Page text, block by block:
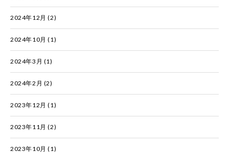
2024年12月 (2)
2024年10月 (1)
2024年3月 (1)
2024年2月 (2)
2023年12月 (1)
2023年11月 (2)
2023年10月 (1)